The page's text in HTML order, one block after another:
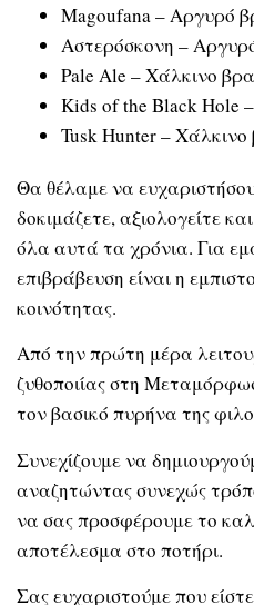
Magoufana – Αργυρό
Αστερόσκονη –
Pale Ale – Χάλκινο
Kids of the Black Hole
Tusk Hunter – Χάλκινο
Θα θέλαμε να
δοκιμάζετε, αξιολογείτε
όλα αυτά τα χρόνια. Για
επιβράβευση είναι η
κοινότητας.
Από την πρώτη μέρα
ζυθοποιίας στη
τον βασικό πυρήνα της
Συνεχίζουμε να
αναζητώντας συνεχώς
να σας προσφέρουμε το
αποτέλεσμα στο ποτήρι.
Σας ευχαριστούμε που